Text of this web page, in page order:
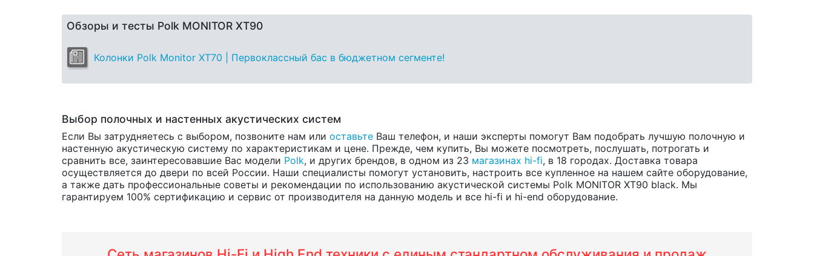
Обзоры и тесты Polk MONITOR XT90
Колонки Polk Monitor XT70 | Первоклассный бас в бюджетном сегменте!
Выбор полочных и настенных акустических систем
Если Вы затрудняетесь с выбором, позвоните нам или оставьте Ваш телефон, и наши эксперты помогут Вам подобрать лучшую полочную и
настенную акустическую систему по характеристикам и цене. Прежде, чем купить, Вы можете посмотреть, послушать, потрогать и
сравнить все, заинтересовавшие Вас модели Polk, и других брендов, в одном из 23 магазинах hi-fi, в 18 городах. Доставка товара
осуществляется до двери по всей России. Наши специалисты помогут установить, настроить все купленное на нашем сайте оборудование,
а также дать профессиональные советы и рекомендации по использованию акустической системы Polk MONITOR XT90 black. Мы
гарантируем 100% сертификацию и сервис от производителя на данную модель и все hi-fi и hi-end оборудование.